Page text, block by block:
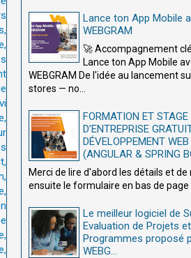
Lance ton App Mobile
WEBGRAM
🚀 Accompagnement
Lance ton App Mobile
WEBGRAM De l'idée au lancement
stores — no...
FORMATION ET STAGE
D’ENTREPRISE
DÉVELOPPEMENT WEB
(ANGULAR & SPRING
Merci de lire d'abord les détails et de
ensuite le formulaire en bas de page
Le meilleur logiciel de
Evaluation de Projets
Programmes proposé
WEBG...